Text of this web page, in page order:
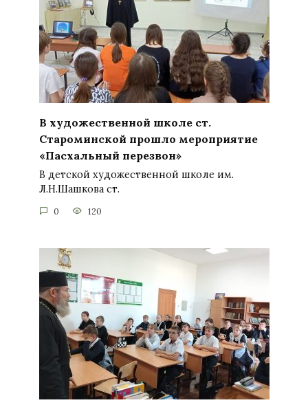
В художественной школе ст.
Староминской прошло мероприятие
«Пасхальный перезвон»
В детской художественной школе им.
Л.Н.Шашкова ст.
0 120